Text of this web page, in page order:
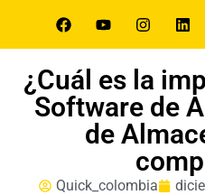
¿Cuál es la
Software de
de
Quick_colombia